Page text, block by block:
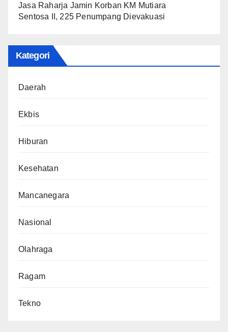
Jasa Raharja Jamin Korban KM Mutiara
Sentosa II, 225 Penumpang Dievakuasi
Kategori
Daerah
Ekbis
Hiburan
Kesehatan
Mancanegara
Nasional
Olahraga
Ragam
Tekno